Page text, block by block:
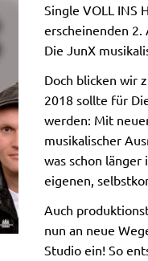
Single VOLL INS
erscheinenden 2.
Die JunX
Doch blicken wir
2018 sollte für
werden: Mit
musikalischer
was schon länger
eigenen,
Auch
nun an neue
Studio ein! So